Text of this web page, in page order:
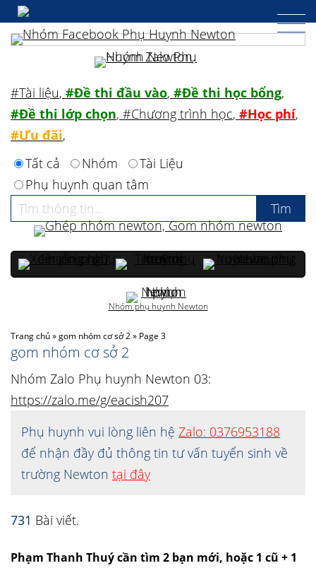
Trang chủ»gom nhóm cơ sở 2» Page 3
gom nhóm cơ sở 2
Nhóm Zalo Phụ huynh Newton 03:
https://zalo.me/g/eacish207
Phụ huynh vui lòng liên hệ Zalo: 0376953188
để nhận đầy đủ thông tin tư vấn tuyển sinh về
trường Newton tại đây
731 Bài viết.
Phạm Thanh Thuý cần tìm 2 bạn mới, hoặc 1 cũ + 1
#Tài liệu, #Đề thi đầu vào, #Đề thi học bổng,
#Đề thi lớp chọn, #Chương trình học, #Học phí,
#Ưu đãi,
Tất cả
Nhóm
Tài Liệu
Phụ huynh quan tâm
Nhóm phụ huynh Newton